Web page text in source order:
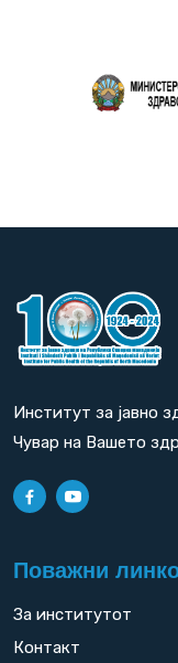
Институт за јавно
Чувар на Вашето
Поважни
За институтот
Контакт